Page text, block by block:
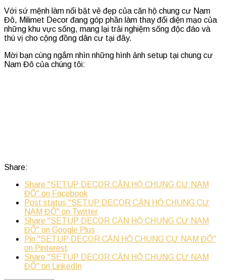
Với sứ mệnh làm nổi bật vẻ đẹp của căn hộ chung cư Nam
Đô, Milimet Decor đang góp phần làm thay đổi diện mạo của
những khu vực sống, mang lại trải nghiệm sống độc đáo và
thú vị cho cộng đồng dân cư tại đây.
Mời bạn cùng ngắm nhìn những hình ảnh setup tại chung cư
Nam Đô của chúng tôi:
Share:
Share "SETUP DECOR CĂN HỘ CHUNG CƯ NAM
ĐÔ" on Facebook
Post status "SETUP DECOR CĂN HỘ CHUNG CƯ
NAM ĐÔ" on Twitter
Share "SETUP DECOR CĂN HỘ CHUNG CƯ NAM
ĐÔ" on Google Plus
Pin "SETUP DECOR CĂN HỘ CHUNG CƯ NAM ĐÔ"
on Pinterest
Share "SETUP DECOR CĂN HỘ CHUNG CƯ NAM
ĐÔ" on LinkedIn